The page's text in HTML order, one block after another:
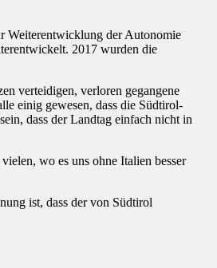
Weiterentwicklung der Autonomie
2017 wurden die
verteidigen, verloren gegangene
einig gewesen, dass die Südtirol-
dass der Landtag einfach nicht in
wo es uns ohne Italien besser
ist, dass der von Südtirol